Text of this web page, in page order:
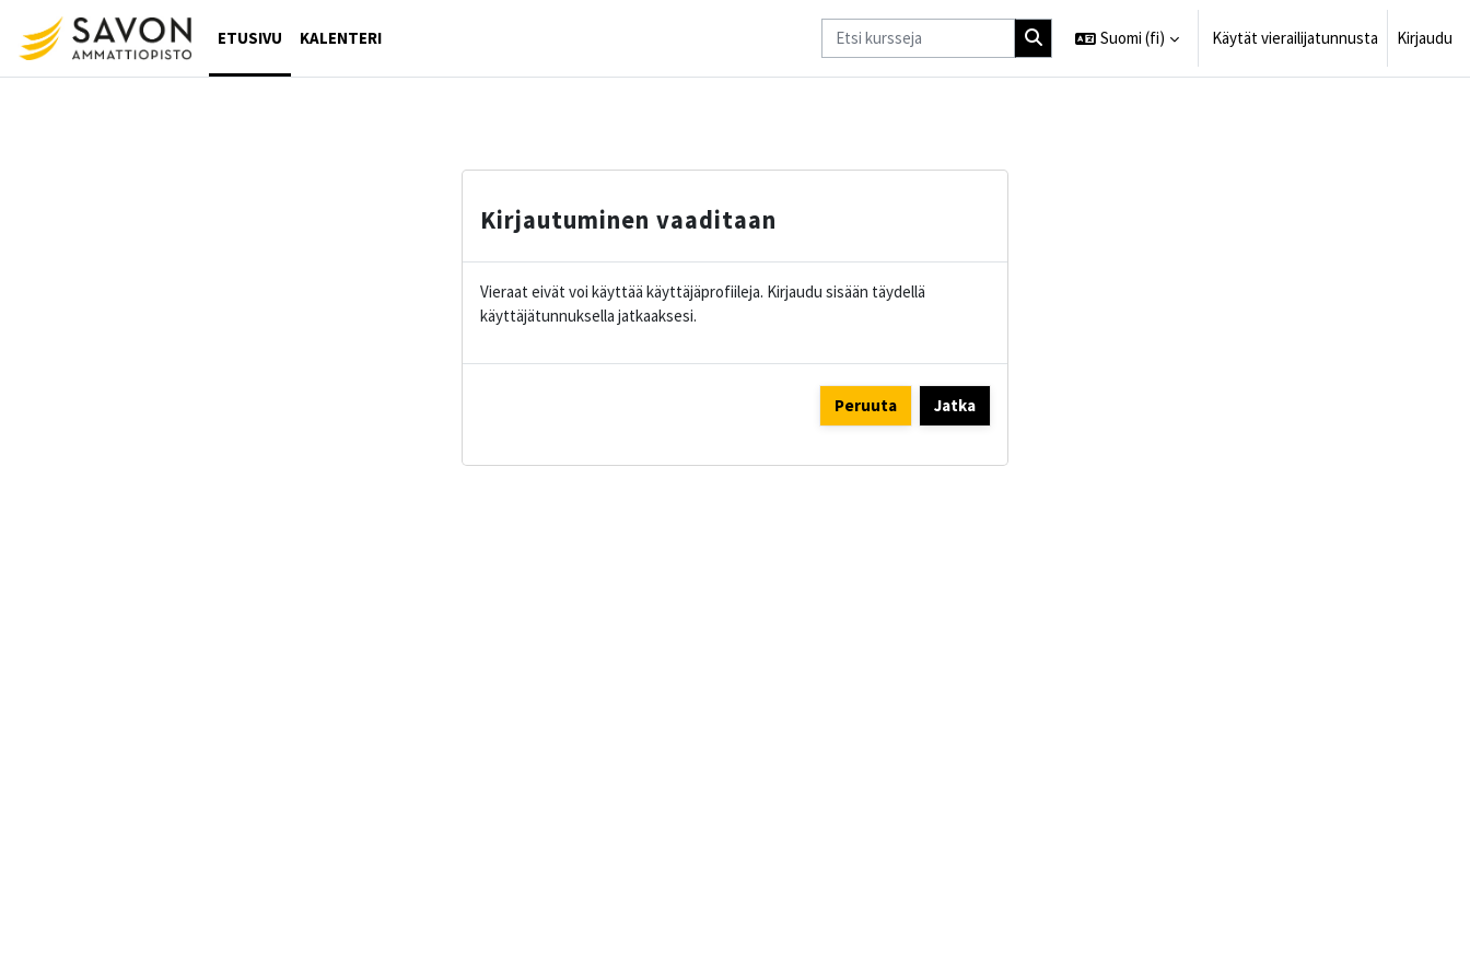
ETUSIVU
KALENTERI Suomi ‎(fi)‎ Käytät vierailijatunnusta Kirjaudu
Kirjautuminen vaaditaan
Vieraat eivät voi käyttää käyttäjäprofiileja. Kirjaudu sisään täydellä
käyttäjätunnuksella jatkaaksesi.
Peruuta Jatka